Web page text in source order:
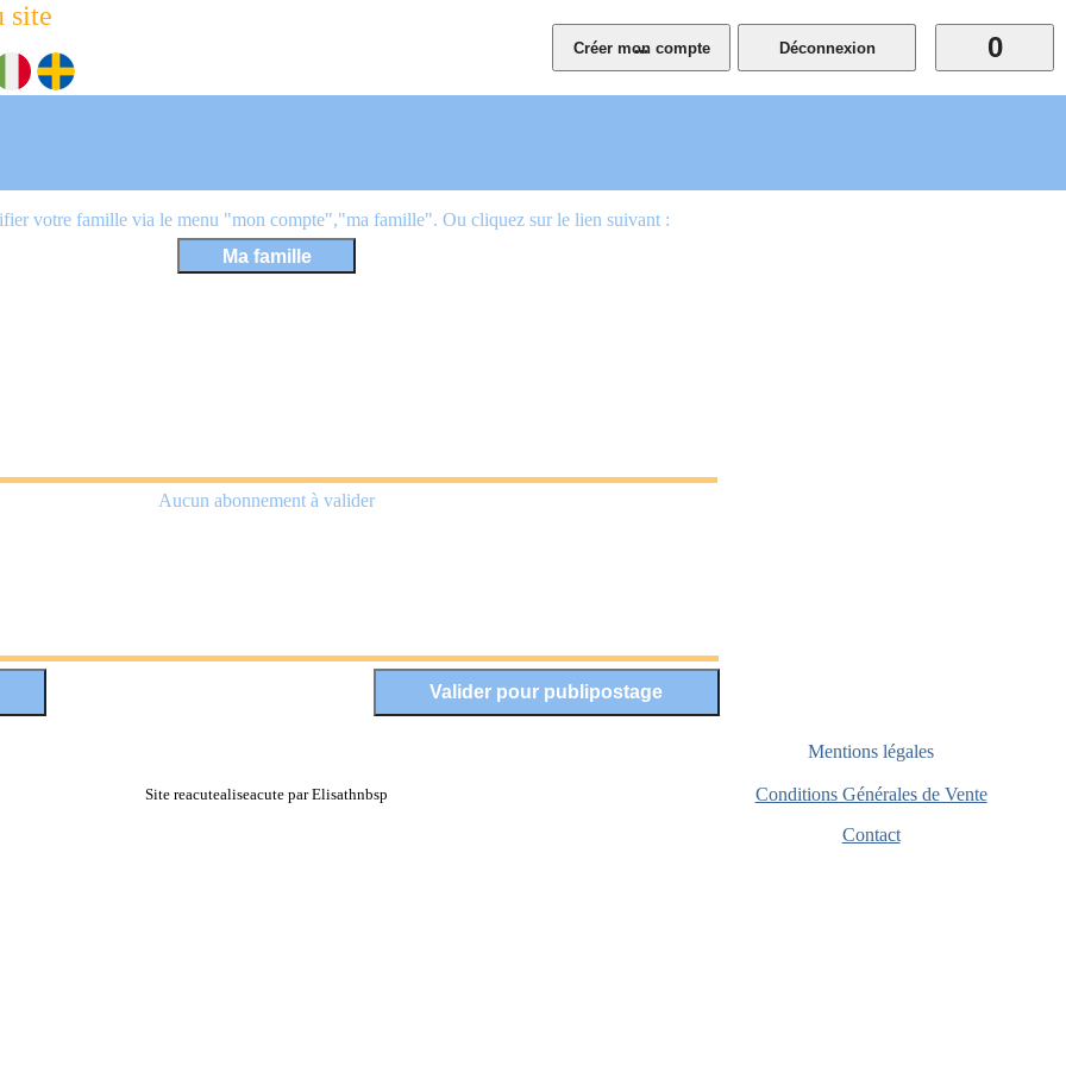
site
0
...
votre famille via le menu "mon compte","ma famille". Ou cliquez sur le lien suivant :
Aucun abonnement à valider
Site reacutealiseacute par Elisathnbsp
Mentions légales
Conditions Générales de Vente
Contact